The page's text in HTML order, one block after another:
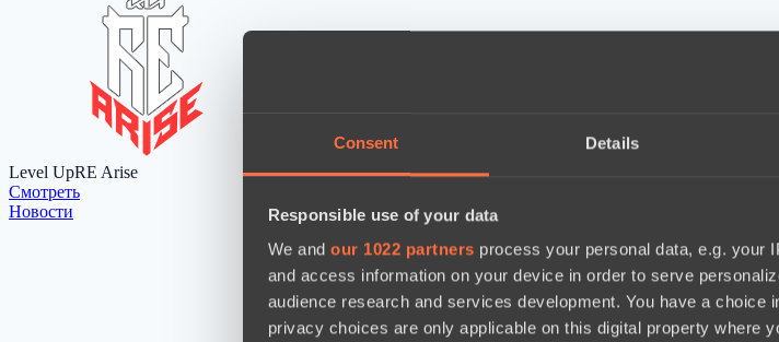
Consent Details
Responsible use of your data
We and our 1022 partners process your personal data, e.g. your
and access information on your device in order to serve
audience research and services development. You have a choice
privacy choices are only applicable on this digital property where
Level UpRE Arise
Cмотреть
Новости